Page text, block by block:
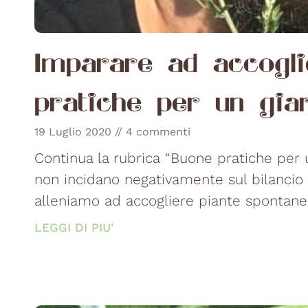
Imparare ad
pratiche per un
19 Luglio 2020 4 commenti
Continua la rubrica “Buone pratiche
non incidano negativamente sul
alleniamo ad accogliere piante
LEGGI DI PIU'